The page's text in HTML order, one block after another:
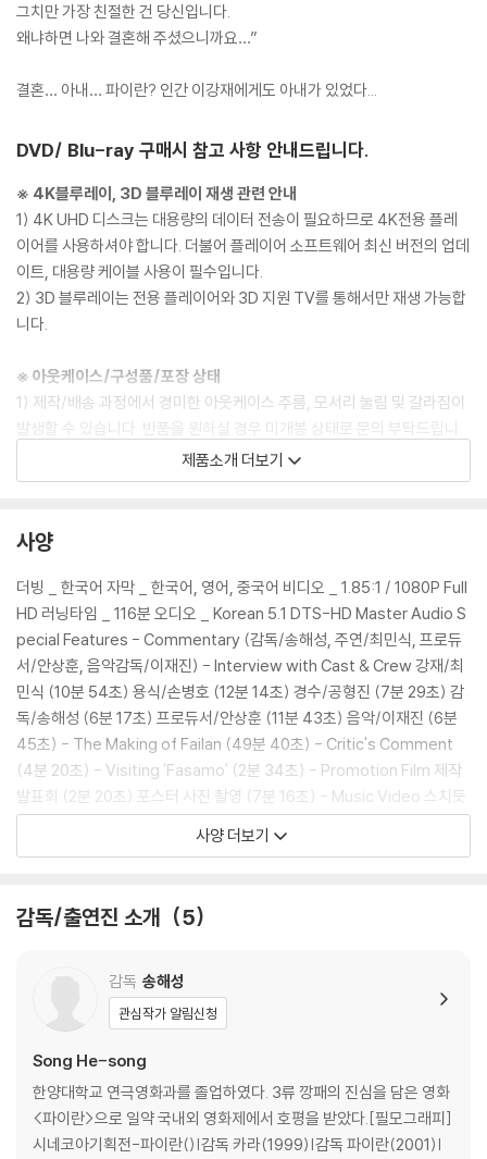
그치만 가장 친절한 건 당신입니다.
왜냐하면 나와 결혼해 주셨으니까요…”
결혼… 아내… 파이란? 인간 이강재에게도 아내가 있었다...
DVD/ Blu-ray 구매시 참고 사항 안내드립니다.
※ 4K블루레이, 3D 블루레이 재생 관련 안내
1) 4K UHD 디스크는 대용량의 데이터 전송이 필요하므로 4K전용 플레
이어를 사용하셔야 합니다. 더불어 플레이어 소프트웨어 최신 버전의 업데
이트, 대용량 케이블 사용이 필수입니다.
2) 3D 블루레이는 전용 플레이어와 3D 지원 TV를 통해서만 재생 가능합
니다.
※ 아웃케이스/구성품/포장 상태
1) 제작/배송 과정에서 경미한 아웃케이스 주름, 모서리 눌림 및 갈라짐이
발생할 수 있습니다. 반품을 원하실 경우 미개봉 상태로 문의 부탁드립니
2) 스틸북 케이스 제작 과정에서 기포 혹은 경미한 인쇄 오류가 발생할 수
3) 렌티큘러 스틸북의 경우, 보호필름이 붙어 판매되기도 합니다. 보호필
름 손상에 의한 교환/반품은 불가합니다.
4) 본품 보호를 위해 노란색의 카톤 박스로 재포장한 경우, 카톤박스 손상
에 의한 교환/반품은 불가합니다.
5) 아웃케이스/구성품/포장 상태 불량에 의한 교환/반품 신청시 불량 확
인을 위해 개봉 시의 동영상을 요청할 수 있으며, 동영상이 없는 경우 교
환/반품이 제한될 수 있습니다.
※ 디스크 재생 불량
1) 기기 문제로 인해 발생하는 재생 불량 현상에 대해서는 반품/교환이 불
가하니 최신 소프트웨어로 업데이트된 DVD/BD 전용 기기에서 재생하실
것을 권유해 드립니다.
2) 정전기와 먼지로 인해 재생이 원활하지 않은 경우가 있습니다. 디스크
3) 일부 PC 연결형 ODD의 경우 호환 상의 문제로 정상적인 디스크도 재
며, ODD 사용으로 인한 재생 불량의 경우 교환 시에도 동일한 오류가 발
생할 수 있음을 알려드립니다.
※ 디스크 외관 불량
디스크에 미세한 잔 흠집이 남아있거나 인쇄 면이 깨끗하지 않은 경우가
있으며, 상품의 불량이 아닙니다. 단, 재생에 이상이 있는 경우에는 불량으
로 인한 반품/교환이 가능합니다.
제품소개 더보기
사양
더빙 _ 한국어 자막 _ 한국어, 영어, 중국어 비디오 _ 1.85:1 / 1080P Full
HD 러닝타임 _ 116분 오디오 _ Korean 5.1 DTS-HD Master Audio S
pecial Features - Commentary (감독/송해성, 주연/최민식, 프로듀
서/안상훈, 음악감독/이재진) - Interview with Cast & Crew 강재/최
민식 (10분 54초) 용식/손병호 (12분 14초) 경수/공형진 (7분 29초) 감
독/송해성 (6분 17초) 프로듀서/안상훈 (11분 43초) 음악/이재진 (6분
45초) - The Making of Failan (49분 40초) - Critic's Comment
(4분 20초) - Visiting 'Fasamo' (2분 34초) - Promotion Film 제작
발표회 (2분 20초) 포스터 사진 촬영 (7분 16초) - Music Video 스치듯
안녕 - 이수영 (5분 3초) 애정(love) - 막문위 (4분 4초) - Trailers (5
사양 더보기
감독/출연진 소개 5
감독 송해성
관심작가 알림신청
Song He-song
한양대학교 연극영화과를 졸업하였다. 3류 깡패의 진심을 담은 영화
<파이란>으로 일약 국내외 영화제에서 호평을 받았다.[필모그래피]
시네코아기획전-파이란()|감독 카라(1999)|감독 파이란(2001)|